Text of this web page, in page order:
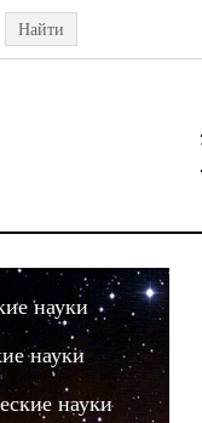
Найти
науки
науки
науки